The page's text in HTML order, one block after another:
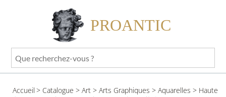
PROANTIC
Que
recherchez-
?
Accueil > Catalogue > Art > Arts Graphiques > Aquarelles > Haute